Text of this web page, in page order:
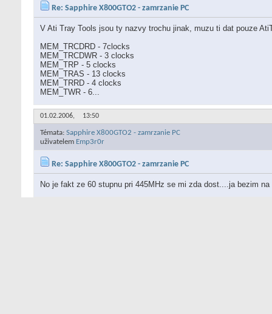
Re: Sapphire X800GTO2 - zamrzanie PC
V Ati Tray Tools jsou ty nazvy trochu jinak, muzu ti dat pouze
MEM_TRCDRD - 7clocks
MEM_TRCDWR - 3 clocks
MEM_TRP - 5 clocks
MEM_TRAS - 13 clocks
MEM_TRRD - 4 clocks
MEM_TWR - 6...
01.02.2006, 13:50
Témata: Sapphire X800GTO2 - zamrzanie PC
uživatelem Emp3r0r
Re: Sapphire X800GTO2 - zamrzanie PC
No je fakt ze 60 stupnu pri 445MHz se mi zda dost....ja bezim